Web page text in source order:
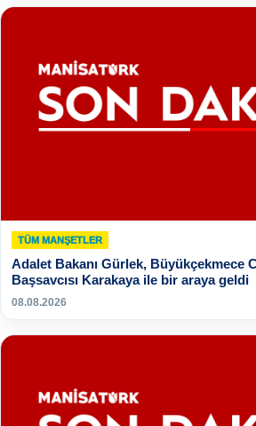
TÜM MANŞETLER
Adalet Bakanı Gürlek, Büyükçekmece
Başsavcısı Karakaya ile bir araya geldi
08.08.2026